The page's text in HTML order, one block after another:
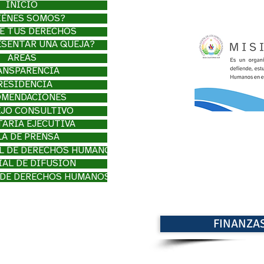
INICIO
SOMOS?
TUS DERECHOS
UNA QUEJA?
ÁREAS
CONSULTIVO
EJECUTIVA
DE PRENSA
DERECHOS HUMANOS
DE DIFUSIÓN
DERECHOS HUMANOS